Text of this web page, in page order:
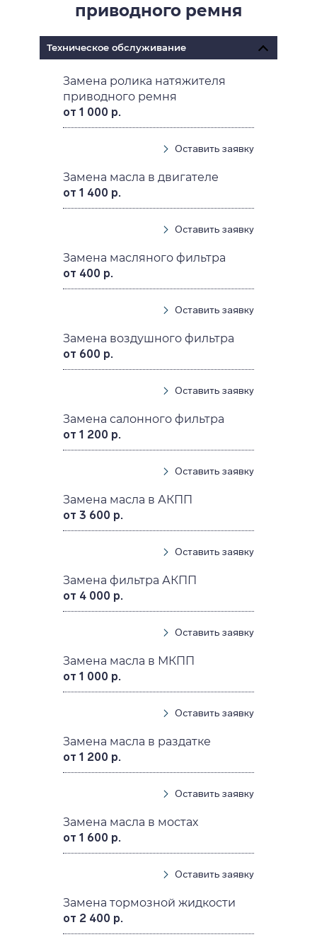
приводного ремня
Техническое обслуживание
Замена ролика натяжителя
приводного ремня
от 1 000 р.
Оставить заявку
Замена масла в двигателе
от 1 400 р.
Оставить заявку
Замена масляного фильтра
от 400 р.
Оставить заявку
Замена воздушного фильтра
от 600 р.
Оставить заявку
Замена салонного фильтра
от 1 200 р.
Оставить заявку
Замена масла в АКПП
от 3 600 р.
Оставить заявку
Замена фильтра АКПП
от 4 000 р.
Оставить заявку
Замена масла в МКПП
от 1 000 р.
Оставить заявку
Замена масла в раздатке
от 1 200 р.
Оставить заявку
Замена масла в мостах
от 1 600 р.
Оставить заявку
Замена тормозной жидкости
от 2 400 р.